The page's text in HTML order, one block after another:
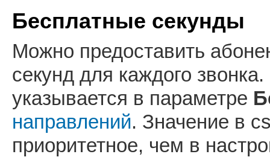
Бесплатные секунды
Можно предоставить
секунд для каждого
указывается в параметре
направлений. Значение в
приоритетное, чем в